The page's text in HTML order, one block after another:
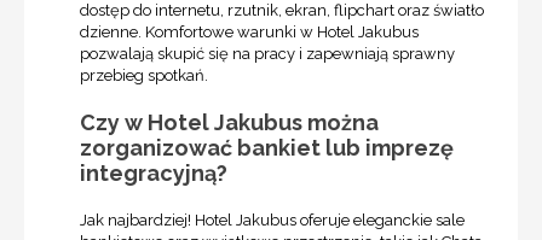
dostęp do internetu, rzutnik, ekran, flipchart oraz światło
dzienne. Komfortowe warunki w Hotel Jakubus
pozwalają skupić się na pracy i zapewniają sprawny
przebieg spotkań.
Czy w Hotel Jakubus można
zorganizować bankiet lub imprezę
integracyjną?
Jak najbardziej! Hotel Jakubus oferuje eleganckie sale